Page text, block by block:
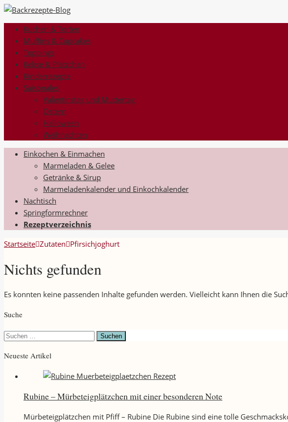
Kuchen & Torten
Muffins & Cupcakes
Toppings
Kekse & Plätzchen
Kinderrezepte
Saisonales
Valentinstag und Muttertag
Ostern
Halloween
Weihnachten
Einkochen & Einmachen
Marmeladen & Gelee
Getränke & Sirup
Marmeladenkalender und Einkochkalender
Nachtisch
Springformrechner
Rezeptverzeichnis
Startseite Zutaten Pfirsichjoghurt
Nichts gefunden
Es konnten keine passenden Inhalte gefunden werden. Vielleicht kann Ihnen die
Suche
Suchen
Neueste Artikel
Rubine – Mürbeteigplätzchen mit einer besonderen Note
Mürbeteigplätzchen mit Pfiff – Rubine Die Rubine sind eine tolle